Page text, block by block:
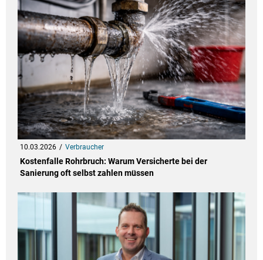
10.03.2026 Verbraucher
Kostenfalle Rohrbruch: Warum Versicherte bei der
Sanierung oft selbst zahlen müssen